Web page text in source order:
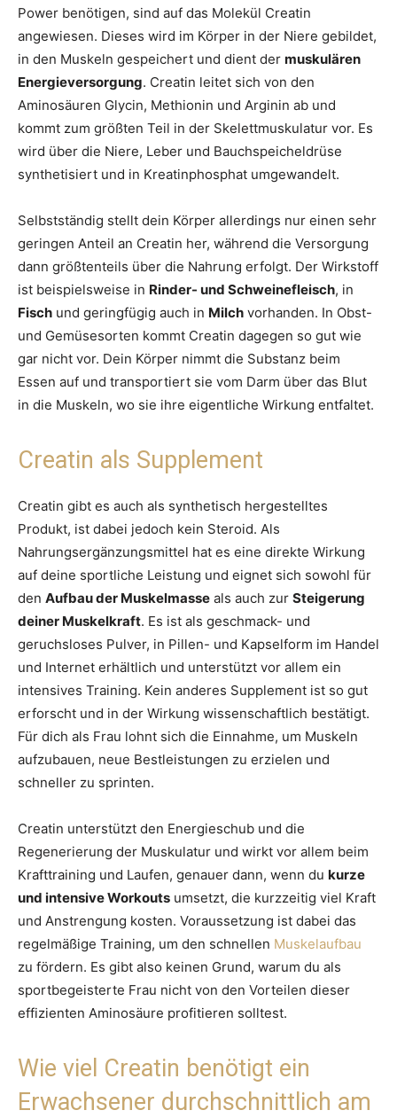
Power benötigen, sind auf das Molekül Creatin
angewiesen. Dieses wird im Körper in der Niere gebildet,
in den Muskeln gespeichert und dient der muskulären
Energieversorgung. Creatin leitet sich von den
Aminosäuren Glycin, Methionin und Arginin ab und
kommt zum größten Teil in der Skelettmuskulatur vor. Es
wird über die Niere, Leber und Bauchspeicheldrüse
synthetisiert und in Kreatinphosphat umgewandelt.
Selbstständig stellt dein Körper allerdings nur einen sehr
geringen Anteil an Creatin her, während die Versorgung
dann größtenteils über die Nahrung erfolgt. Der Wirkstoff
ist beispielsweise in Rinder- und Schweinefleisch, in
Fisch und geringfügig auch in Milch vorhanden. In Obst-
und Gemüsesorten kommt Creatin dagegen so gut wie
gar nicht vor. Dein Körper nimmt die Substanz beim
Essen auf und transportiert sie vom Darm über das Blut
in die Muskeln, wo sie ihre eigentliche Wirkung entfaltet.
Creatin als Supplement
Creatin gibt es auch als synthetisch hergestelltes
Produkt, ist dabei jedoch kein Steroid. Als
Nahrungsergänzungsmittel hat es eine direkte Wirkung
auf deine sportliche Leistung und eignet sich sowohl für
den Aufbau der Muskelmasse als auch zur Steigerung
deiner Muskelkraft. Es ist als geschmack- und
geruchsloses Pulver, in Pillen- und Kapselform im Handel
und Internet erhältlich und unterstützt vor allem ein
intensives Training. Kein anderes Supplement ist so gut
erforscht und in der Wirkung wissenschaftlich bestätigt.
Für dich als Frau lohnt sich die Einnahme, um Muskeln
aufzubauen, neue Bestleistungen zu erzielen und
schneller zu sprinten.
Creatin unterstützt den Energieschub und die
Regenerierung der Muskulatur und wirkt vor allem beim
Krafttraining und Laufen, genauer dann, wenn du kurze
und intensive Workouts umsetzt, die kurzzeitig viel Kraft
und Anstrengung kosten. Voraussetzung ist dabei das
regelmäßige Training, um den schnellen Muskelaufbau
zu fördern. Es gibt also keinen Grund, warum du als
sportbegeisterte Frau nicht von den Vorteilen dieser
effizienten Aminosäure profitieren solltest.
Wie viel Creatin benötigt ein
Erwachsener durchschnittlich am